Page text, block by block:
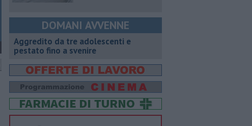
DOMANI AVVENNE
Aggredito da tre adolescenti e
pestato fino a svenire